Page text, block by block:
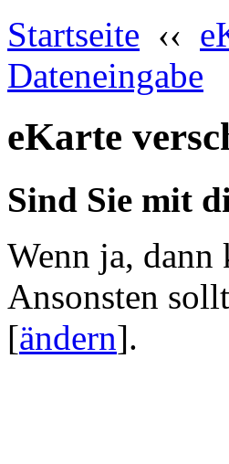
Startseite ‹‹
Dateneingabe
eKarte
Sind Sie mit
Wenn ja, dann
Ansonsten
[ändern].